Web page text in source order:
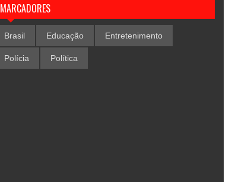
MARCADORES
Brasil Educação Entretenimento
Polícia Política